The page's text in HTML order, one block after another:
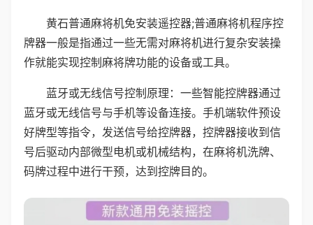
黄石普通麻将机免安装遥控器;普通麻将机程序控
牌器一般是指通过一些无需对麻将机进行复杂安装操
作就能实现控制麻将牌功能的设备或工具。
蓝牙或无线信号控制原理：一些智能控牌器通过
蓝牙或无线信号与手机等设备连接。手机端软件预设
好牌型等指令，发送信号给控牌器，控牌器接收到信
号后驱动内部微型电机或机械结构，在麻将机洗牌、
码牌过程中进行干预，达到控牌目的。